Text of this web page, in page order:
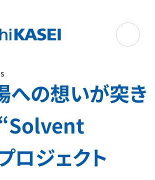
への想いが突き
“Solvent
ロジェクト